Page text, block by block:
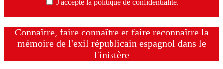
J'accepte la politique de confidentialité.
Connaître, faire connaître et faire reconnaître la
mémoire de l'exil républicain espagnol dans le
Finistère